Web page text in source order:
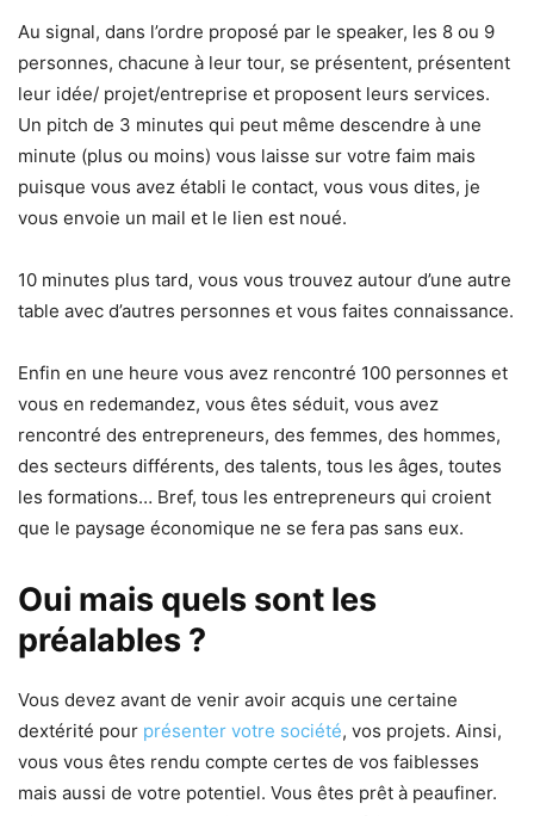
Au signal, dans l’ordre proposé par le speaker, les 8 ou 9
personnes, chacune à leur tour, se présentent, présentent
leur idée/ projet/entreprise et proposent leurs services.
Un pitch de 3 minutes qui peut même descendre à une
minute (plus ou moins) vous laisse sur votre faim mais
puisque vous avez établi le contact, vous vous dites, je
vous envoie un mail et le lien est noué.
10 minutes plus tard, vous vous trouvez autour d’une autre
table avec d’autres personnes et vous faites connaissance.
Enfin en une heure vous avez rencontré 100 personnes et
vous en redemandez, vous êtes séduit, vous avez
rencontré des entrepreneurs, des femmes, des hommes,
des secteurs différents, des talents, tous les âges, toutes
les formations… Bref, tous les entrepreneurs qui croient
que le paysage économique ne se fera pas sans eux.
Oui mais quels sont les
préalables ?
Vous devez avant de venir avoir acquis une certaine
dextérité pour présenter votre société, vos projets. Ainsi,
vous vous êtes rendu compte certes de vos faiblesses
mais aussi de votre potentiel. Vous êtes prêt à peaufiner.